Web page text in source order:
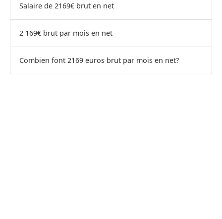
Salaire de 2169€ brut en net
2 169€ brut par mois en net
Combien font 2169 euros brut par mois en net?